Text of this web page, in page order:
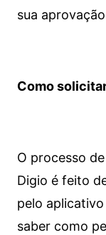
sua
Como
O processo
Digio é feito
pelo
saber como